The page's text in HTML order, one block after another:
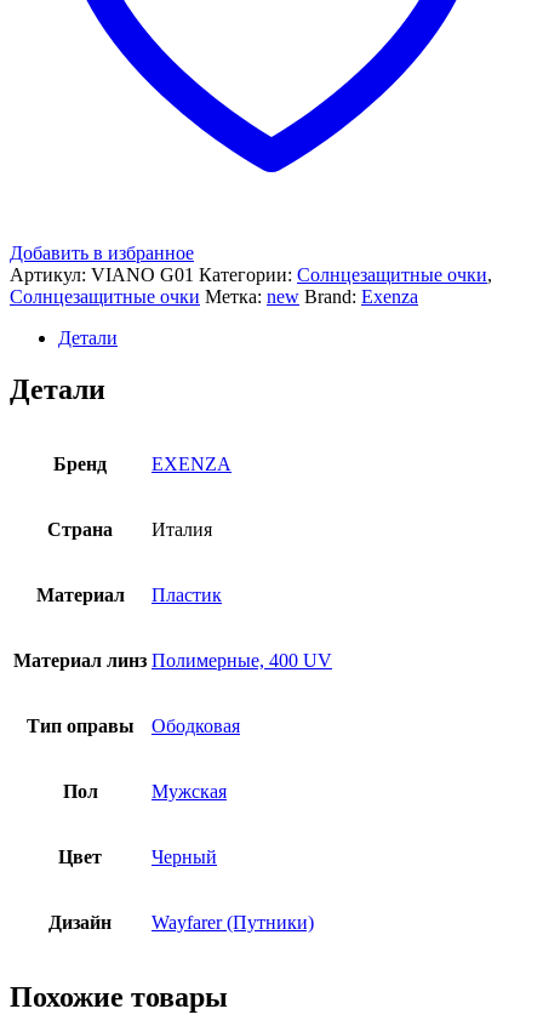
Добавить в избранное
Артикул: VIANO G01 Категории: Солнцезащитные очки,
Солнцезащитные очки Метка: new Brand: Exenza
Детали
Детали
Бренд EXENZA
Страна Италия
Материал Пластик
Материал линз Полимерные, 400 UV
Тип оправы Ободковая
Пол Мужская
Цвет Черный
Дизайн Wayfarer (Путники)
Похожие товары